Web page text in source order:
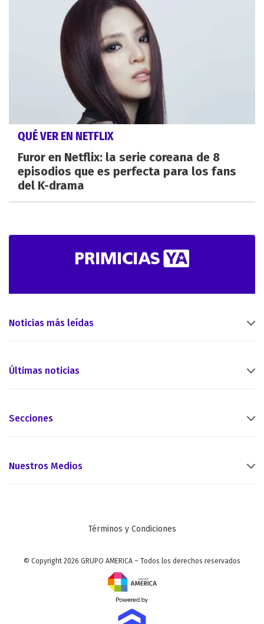
QUÉ VER EN NETFLIX
Furor en Netflix: la serie coreana de 8
episodios que es perfecta para los fans
del K-drama
Noticias más leídas
Últimas noticias
Secciones
Nuestros Medios
Términos y Condiciones
© Copyright 2026 GRUPO AMERICA – Todos los derechos reservados